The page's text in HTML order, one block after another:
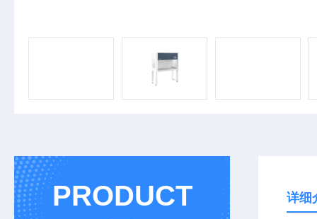
PRODUCT 详细